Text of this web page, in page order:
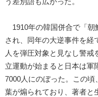
1910年の韓国併合で「朝
され、同年の大逆事件を経
人を弾圧対象と見なし警戒
立運動が始まると日本は軍
7000人にのぼった。この
葉が煽られており、著者と